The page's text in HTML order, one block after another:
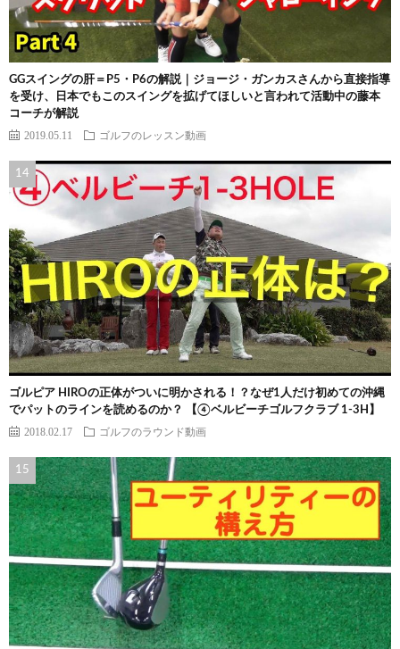
GGスイングの肝＝P5・P6の解説｜ジョージ・ガンカスさんから直接指導
を受け、日本でもこのスイングを拡げてほしいと言われて活動中の藤本
コーチが解説
2019.05.11 ゴルフのレッスン動画
ゴルピア HIROの正体がついに明かされる！？なぜ1人だけ初めての沖縄
でパットのラインを読めるのか？ 【④ベルビーチゴルフクラブ 1-3H】
2018.02.17 ゴルフのラウンド動画